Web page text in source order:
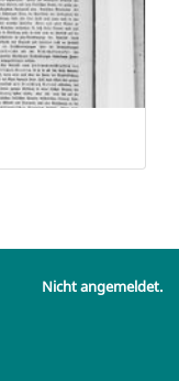
Nicht angemeldet.